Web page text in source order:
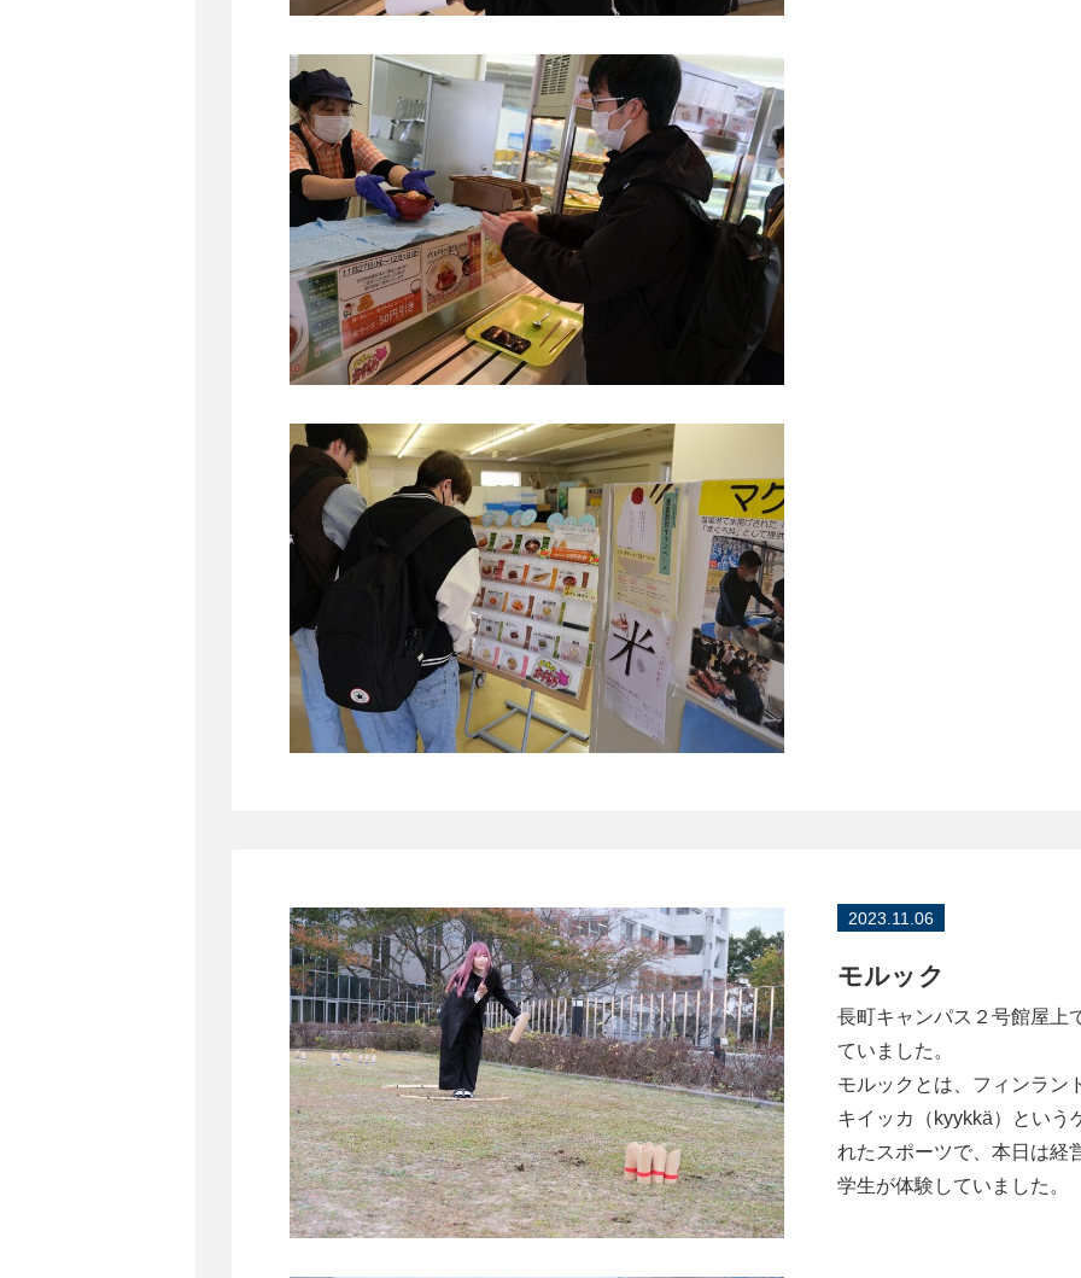
2023.11.06
モルック
長町キャンパス２号館屋上
ていました。
モルックとは、フィンラン
キイッカ（kyykkä）という
れたスポーツで、本日は経
学生が体験していました。